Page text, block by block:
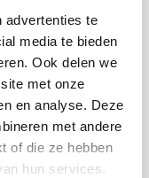
advertenties te
media te bieden
Ook delen we
met onze
en analyse. Deze
met andere
of die ze hebben
hun services.